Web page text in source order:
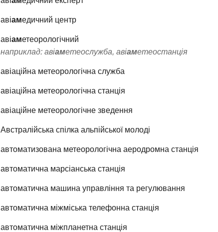
авіамедичний центр
авіаметеорологічний
наприклад: авіаметеослужба, авіаметеостанція
авіаційна метеорологічна служба
авіаційна метеорологічна станція
авіаційне метеорологічне зведення
Австралійська спілка альпійської молоді
автоматизована метеорологічна аеродромна станція
автоматична марсіанська станція
автоматична машина управління та регулювання
автоматична міжміська телефонна станція
автоматична міжпланетна станція